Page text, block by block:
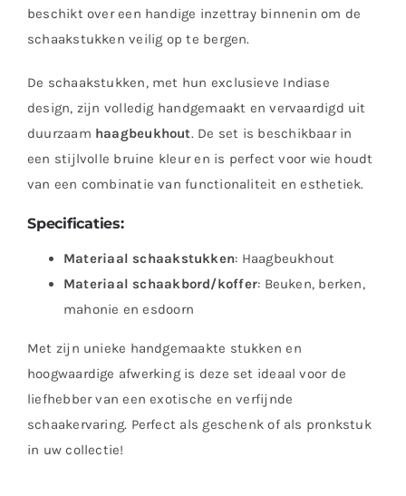
beschikt over een handige inzettray binnenin om de
schaakstukken veilig op te bergen.
De schaakstukken, met hun exclusieve Indiase
design, zijn volledig handgemaakt en vervaardigd uit
duurzaam haagbeukhout. De set is beschikbaar in
een stijlvolle bruine kleur en is perfect voor wie houdt
van een combinatie van functionaliteit en esthetiek.
Specificaties:
Materiaal schaakstukken: Haagbeukhout
Materiaal schaakbord/koffer: Beuken, berken,
mahonie en esdoorn
Met zijn unieke handgemaakte stukken en
hoogwaardige afwerking is deze set ideaal voor de
liefhebber van een exotische en verfijnde
schaakervaring. Perfect als geschenk of als pronkstuk
in uw collectie!